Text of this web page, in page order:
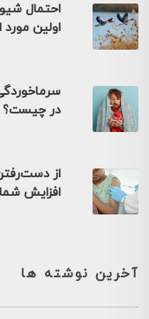
احتمال
اولین مورد
در چیست؟
از
افزایش
آخرین نوشته ها